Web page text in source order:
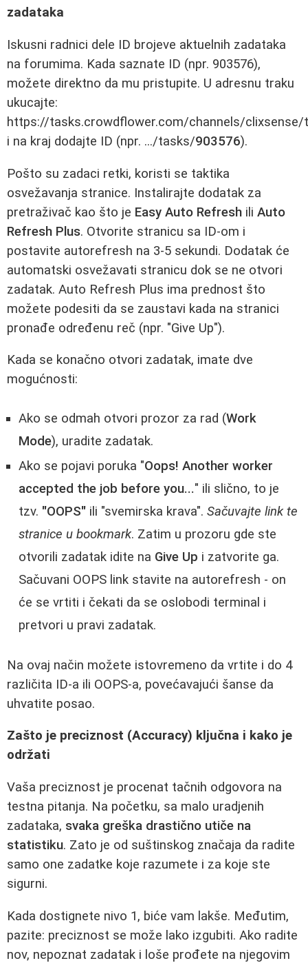
zadataka
Iskusni radnici dele ID brojeve aktuelnih zadataka
na forumima. Kada saznate ID (npr. 903576),
možete direktno da mu pristupite. U adresnu traku
ukucajte:
https://tasks.crowdflower.com/channels/
i na kraj dodajte ID (npr. .../tasks/903576).
Pošto su zadaci retki, koristi se taktika
osvežavanja stranice. Instalirajte dodatak za
pretraživač kao što je Easy Auto Refresh ili Auto
Refresh Plus. Otvorite stranicu sa ID-om i
postavite autorefresh na 3-5 sekundi. Dodatak će
automatski osvežavati stranicu dok se ne otvori
zadatak. Auto Refresh Plus ima prednost što
možete podesiti da se zaustavi kada na stranici
pronađe određenu reč (npr. "Give Up").
Kada se konačno otvori zadatak, imate dve
mogućnosti:
Ako se odmah otvori prozor za rad (Work
Mode), uradite zadatak.
Ako se pojavi poruka "Oops! Another worker
accepted the job before you..." ili slično, to je
tzv. "OOPS" ili "svemirska krava". Sačuvajte link te
stranice u bookmark. Zatim u prozoru gde ste
otvorili zadatak idite na Give Up i zatvorite ga.
Sačuvani OOPS link stavite na autorefresh - on
će se vrtiti i čekati da se oslobodi terminal i
pretvori u pravi zadatak.
Na ovaj način možete istovremeno da vrtite i do 4
različita ID-a ili OOPS-a, povećavajući šanse da
uhvatite posao.
Zašto je preciznost (Accuracy) ključna i kako je
održati
Vaša preciznost je procenat tačnih odgovora na
testna pitanja. Na početku, sa malo uradjenih
zadataka, svaka greška drastično utiče na
statistiku. Zato je od suštinskog značaja da radite
samo one zadatke koje razumete i za koje ste
sigurni.
Kada dostignete nivo 1, biće vam lakše. Međutim,
pazite: preciznost se može lako izgubiti. Ako radite
nov, nepoznat zadatak i loše prođete na njegovim